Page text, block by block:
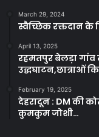
March 29, 2024
स्वैच्छिक रक्तदान के
April 13, 2025
रहमतपुर बेलड़ा
उद्धघाटन,छात्राओं
February 19, 2025
देहरादून : DM की
कुमकुम जोशी…